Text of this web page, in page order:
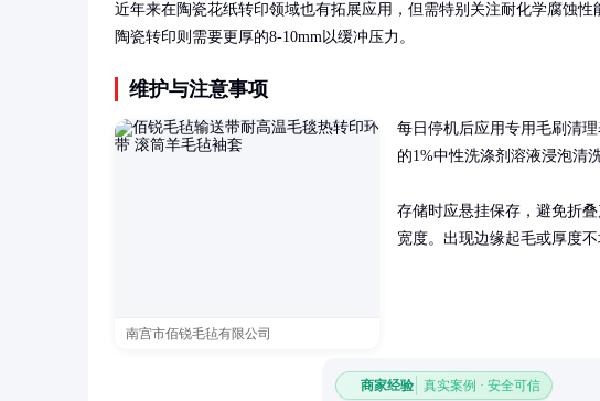
近年来在陶瓷花纸转印领域也有拓展应用，但需特别关注耐化学腐蚀
陶瓷转印则需要更厚的8-10mm以缓冲压力。
维护与注意事项
南宫市佰锐毛毡有限公司
每日停机后应用专用毛刷清
的1%中性洗涤剂溶液浸泡清
存储时应悬挂保存，避免折
宽度。出现边缘起毛或厚度
商家经验 真实案例 · 安全可信